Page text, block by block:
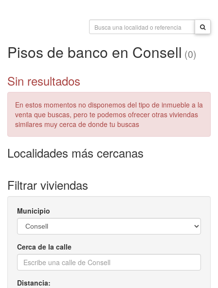
Pisos de banco en Consell (0)
Sin resultados
En estos momentos no disponemos del tipo de inmueble a la
venta que buscas, pero te podemos ofrecer otras viviendas
similares muy cerca de donde tu buscas
Localidades más cercanas
Filtrar viviendas
Municipio
Cerca de la calle
Distancia: